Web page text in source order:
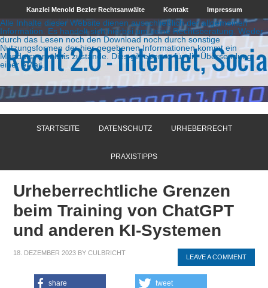
Kanzlei Menold Bezler Rechtsanwälte Kontakt Impressum
Alle Inhalte dieser Website dienen ausschließlich der allgemeinen
Information. Es handelt sich hierbei um keine Rechtsberatung. Weder
durch das Lesen noch den Download noch durch sonstige
Nutzungsformen der hier gegebenen Informationen kommt ein
Mandatsverhältnis zustande. Dies gilt ebenso für die Übersendung
einer eMail.
STARTSEITE DATENSCHUTZ URHEBERRECHT
PRAXISTIPPS
Urheberrechtliche Grenzen
beim Training von ChatGPT
und anderen KI-Systemen
18. DEZEMBER 2023 BYCULBRICHT
LEAVE A COMMENT
share tweet